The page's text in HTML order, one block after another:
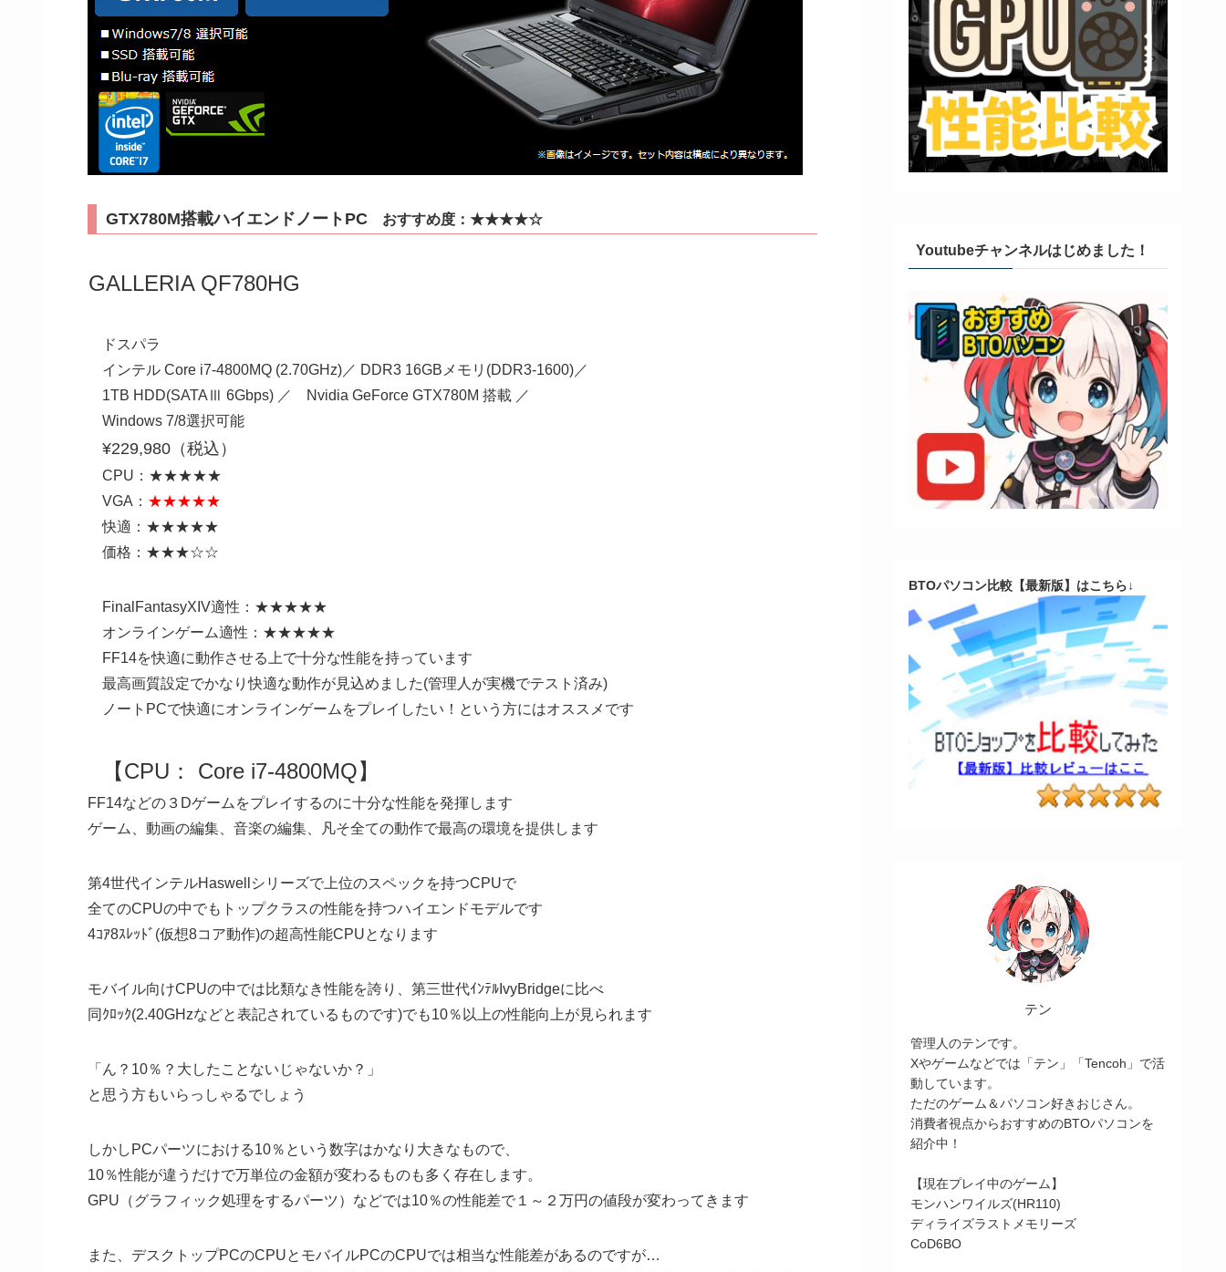
GTX780M搭載ハイエンドノートPC おすすめ度：★★★★☆
GALLERIA QF780HG
ドスパラ
インテル Core i7-4800MQ (2.70GHz)／ DDR3 16GBメモリ(DDR3-1600)／
1TB HDD(SATAⅢ 6Gbps) ／ Nvidia GeForce GTX780M 搭載 ／
Windows 7/8選択可能
¥229,980（税込）
CPU：★★★★★
VGA： ★★★★★
快適：★★★★★
価格：★★★☆☆
FinalFantasyXIV適性：★★★★★
オンラインゲーム適性：★★★★★
FF14を快適に動作させる上で十分な性能を持っています
最高画質設定でかなり快適な動作が見込めました(管理人が実機でテスト済み)
ノートPCで快適にオンラインゲームをプレイしたい！という方にはオススメです
【CPU： Core i7-4800MQ】
FF14などの３Dゲームをプレイするのに十分な性能を発揮します
ゲーム、動画の編集、音楽の編集、凡そ全ての動作で最高の環境を提供します
第4世代インテルHaswellシリーズで上位のスペックを持つCPUで
全てのCPUの中でもトップクラスの性能を持つハイエンドモデルです
4ｺｱ8ｽﾚｯﾄﾞ(仮想8コア動作)の超高性能CPUとなります
モバイル向けCPUの中では比類なき性能を誇り、第三世代ｲﾝﾃﾙIvyBridgeに比べ
同ｸﾛｯｸ(2.40GHzなどと表記されているものです)でも10％以上の性能向上が見られます
「ん？10％？大したことないじゃないか？」
と思う方もいらっしゃるでしょう
しかしPCパーツにおける10％という数字はかなり大きなもので、
10％性能が違うだけで万単位の金額が変わるものも多く存在します。
GPU（グラフィック処理をするパーツ）などでは10％の性能差で１～２万円の値段が変わってきます
また、デスクトップPCのCPUとモバイルPCのCPUでは相当な性能差があるのですが…
Youtubeチャンネルはじめました！
BTOパソコン比較【最新版】はこちら↓
テン
管理人のテンです。
Xやゲームなどでは「テン」「Tencoh」で活
動しています。
ただのゲーム＆パソコン好きおじさん。
消費者視点からおすすめのBTOパソコンを
紹介中！
【現在プレイ中のゲーム】
モンハンワイルズ(HR110)
ディライズラストメモリーズ
CoD6BO